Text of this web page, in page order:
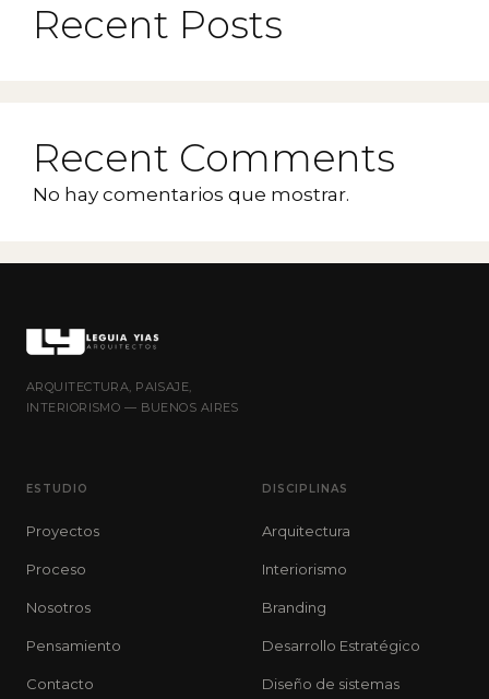
Recent Posts
Recent Comments
No hay comentarios que mostrar.
ARQUITECTURA, PAISAJE,
INTERIORISMO — BUENOS AIRES
ESTUDIO
Proyectos
Proceso
Nosotros
Pensamiento
Contacto
DISCIPLINAS
Arquitectura
Interiorismo
Branding
Desarrollo Estratégico
Diseño de sistemas